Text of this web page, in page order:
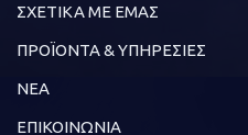
ΣΧΕΤΙΚΑ ΜΕ ΕΜΑΣ
ΠΡΟΪΟΝΤΑ & ΥΠΗΡΕΣΙΕΣ
ΝΕΑ
ΕΠΙΚΟΙΝΩΝΙΑ